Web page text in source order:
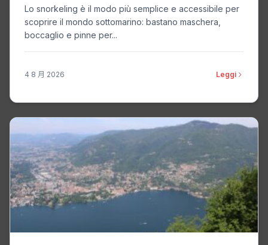
Lo snorkeling è il modo più semplice e accessibile per
scoprire il mondo sottomarino: bastano maschera,
boccaglio e pinne per...
4 8 月 2026 Leggi